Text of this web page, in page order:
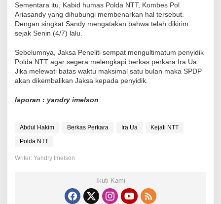
Sementara itu, Kabid humas Polda NTT, Kombes Pol
Ariasandy yang dihubungi membenarkan hal tersebut.
Dengan singkat Sandy mengatakan bahwa telah dikirim
sejak Senin (4/7) lalu.
Sebelumnya, Jaksa Peneliti sempat mengultimatum penyidik
Polda NTT agar segera melengkapi berkas perkara Ira Ua.
Jika melewati batas waktu maksimal satu bulan maka SPDP
akan dikembalikan Jaksa kepada penyidik.
laporan : yandry imelson
Abdul Hakim Berkas Perkara Ira Ua
Kejati NTT
Polda NTT
Writer: Yandry Imelson
Ikuti Kami